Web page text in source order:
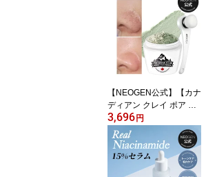
酸 ナイアシンアミド ビ
タミンC誘導体 サンクリ
ーム 日焼け止め クリー
ム サンエッセンス 敏感
肌 韓国 コスメ 紫外線 U
Vカット くすみ ネオゼン
【NEOGEN公式】【カナ
ディアン クレイ ポア ク
レンザー＋専用ブラシ企
画セット 】泡洗顔 クレ
イパック 毛穴泡洗顔 毛
穴 毛穴パック 顔 パック
韓国コスメ 洗顔料 炭酸
3,696円